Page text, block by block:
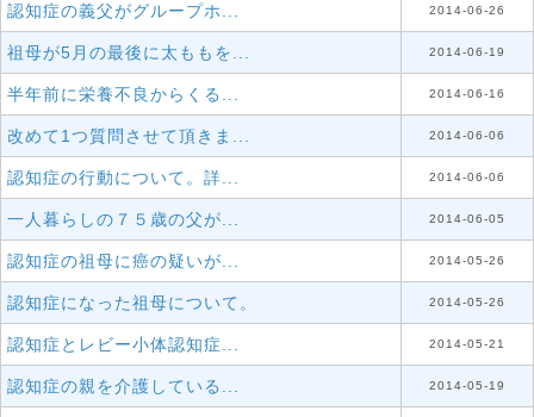
認知症の義父がグループホ... 2014-06-26
祖母が5月の最後に太ももを... 2014-06-19
半年前に栄養不良からくる... 2014-06-16
改めて1つ質問させて頂きま... 2014-06-06
認知症の行動について。詳... 2014-06-06
一人暮らしの７５歳の父が... 2014-06-05
認知症の祖母に癌の疑いが... 2014-05-26
認知症になった祖母について。 2014-05-26
認知症とレビー小体認知症... 2014-05-21
認知症の親を介護している... 2014-05-19